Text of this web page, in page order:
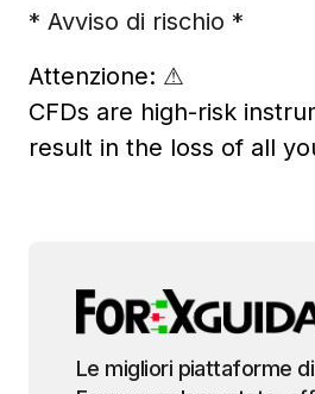
* Avviso di rischio *
Attenzione: ⚠
CFDs are high-risk
result in the loss of all
Le migliori piattaforme